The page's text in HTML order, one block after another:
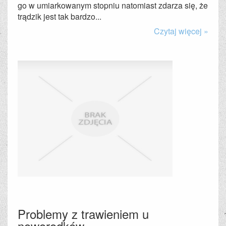
go w umiarkowanym stopniu natomiast zdarza się, że
trądzik jest tak bardzo...
Czytaj więcej »
Problemy z trawieniem u